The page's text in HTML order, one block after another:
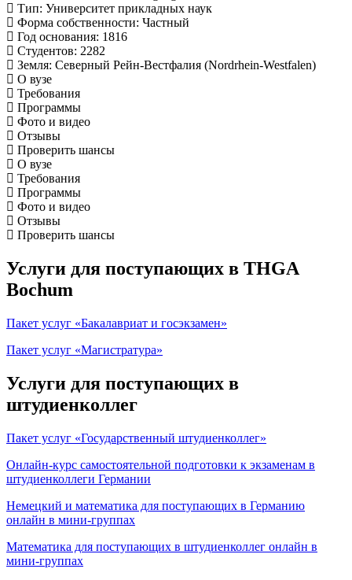
Тип: Университет прикладных наук
Форма собственности: Частный
Год основания: 1816
Студентов: 2282
Земля: Северный Рейн-Вестфалия (Nordrhein-Westfalen)
О вузе
Требования
Программы
Фото и видео
Отзывы
Проверить шансы
О вузе
Требования
Программы
Фото и видео
Отзывы
Проверить шансы
Услуги для поступающих в THGA
Bochum
Пакет услуг «Бакалавриат и госэкзамен»
Пакет услуг «Магистратура»
Услуги для поступающих в
штудиенколлег
Пакет услуг «Государственный штудиенколлег»
Онлайн-курс самостоятельной подготовки к экзаменам в
штудиенколлеги Германии
Немецкий и математика для поступающих в Германию
онлайн в мини-группах
Математика для поступающих в штудиенколлег онлайн в
мини-группах